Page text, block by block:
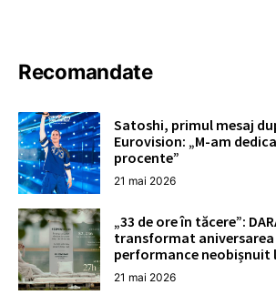
Recomandate
Satoshi, primul mesaj
Eurovision: „M-am
procente”
21 mai 2026
„33 de ore în tăcere”:
transformat
performance neobișnuit
21 mai 2026